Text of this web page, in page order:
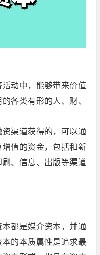
动中，能够带来价值
各类有形的人、财、
渠道获得的，可以通
值的资金，包括和新
、信息、出版等渠道
都是媒介资本，并通
的本质属性是追求最